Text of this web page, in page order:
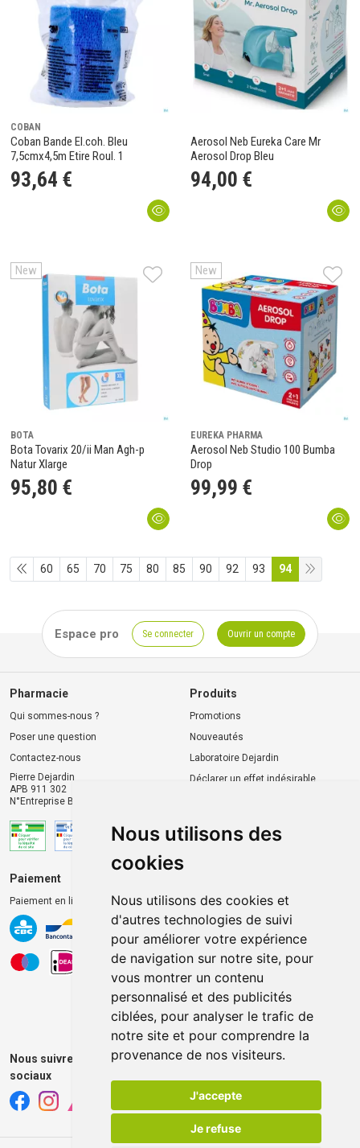
Nous utilisons des
cookies
Nous utilisons des cookies et
d'autres technologies de suivi
pour améliorer votre expérience
de navigation sur notre site, pour
vous montrer un contenu
personnalisé et des publicités
ciblées, pour analyser le trafic de
notre site et pour comprendre la
provenance de nos visiteurs.
J'accepte
Je refuse
COBAN
Coban Bande El.coh. Bleu
7,5cmx4,5m Etire Roul. 1
93,64 €
Aerosol Neb Eureka Care Mr
Aerosol Drop Bleu
94,00 €
New
BOTA
Bota Tovarix 20/ii Man Agh-p
Natur Xlarge
95,80 €
New
EUREKA PHARMA
Aerosol Neb Studio 100 Bumba
Drop
99,99 €
60 65 70 75 80 85 90 92 93 94
Espace pro Se connecter Ouvrir un compte
Pharmacie
Qui sommes-nous ?
Poser une question
Contactez-nous
Pierre Dejardin
APB 911 302
N°Entreprise BE0446.901.764
Produits
Promotions
Nouveautés
Laboratoire Dejardin
Déclarer un effet indésirable
Paiement
Paiement en ligne 100% sécurisé
Livraison chez vous
Livraison dans un Point
d’enlèvement
Retrait dans la pharmacie
Retrait en casiers extérieurs
Nous suivre sur les réseaux
sociaux